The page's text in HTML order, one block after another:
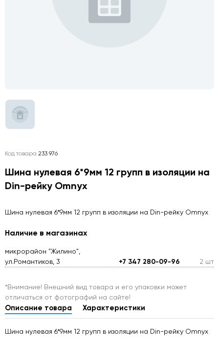
Код товара 233 976
Шина нулевая 6*9мм 12 групп в изоляции на
Din-рейку Omnyx
Шина нулевая 6*9мм 12 групп в изоляции на Din-рейку Omnyx
Наличие в магазинах
микрорайон "Жилино",
ул.Романтиков, 3
+7 347 280-09-96 2 шт
*Внимание! Внешний вид товара и его упаковки может
отличаться от фотографий на сайте!
Описание товара Характеристики
Шина нулевая 6*9мм 12 групп в изоляции на Din-рейку Omnyx